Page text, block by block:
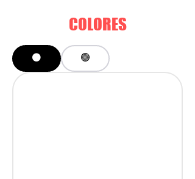
COLORES
⚫️ 🟢